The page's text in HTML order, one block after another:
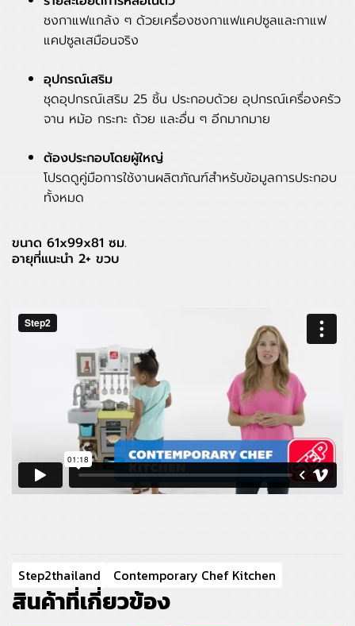
ชงกาแฟแกล้ง ๆ ด้วยเครื่องชงกาแฟแคปซูลและกาแฟ
แคปซูลเสมือนจริง
อุปกรณ์เสริม
ชุดอุปกรณ์เสริม 25 ชิ้น ประกอบด้วย อุปกรณ์เครื่องครัว
จาน หม้อ กระทะ ถ้วย และอื่น ๆ อีกมากมาย
ต้องประกอบโดยผู้ใหญ่
โปรดดูคู่มือการใช้งานผลิตภัณฑ์สำหรับข้อมูลการประกอบ
ทั้งหมด
ขนาด 61x99x81 ซม.
อายุที่แนะนำ 2+ ขวบ
Step2thailand Contemporary Chef Kitchen
สินค้าที่เกี่ยวข้อง